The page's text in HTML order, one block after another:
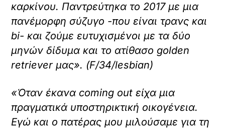
καρκίνου. Παντρεύτηκα το 2017 με μια
πανέμορφη σύζυγο -που είναι τρανς και
bi- και ζούμε ευτυχισμένοι με τα δύο
μηνών δίδυμα και το ατίθασο golden
retriever μας». (F/34/lesbian)
«Όταν έκανα coming out είχα μια
πραγματικά υποστηρικτική οικογένεια.
Εγώ και ο πατέρας μου μιλούσαμε για τη